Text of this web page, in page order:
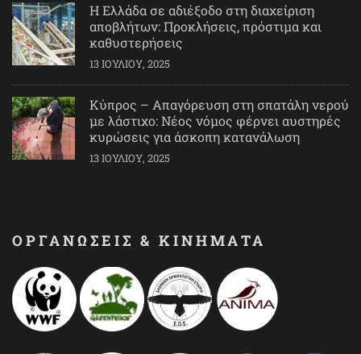
Η Ελλάδα σε αδιέξοδο στη διαχείριση
αποβλήτων: Προκλήσεις, πρόστιμα και
καθυστερήσεις
13 ΙΟΥΛΊΟΥ, 2025
Κύπρος – Απαγόρευση στη σπατάλη νερού
με λάστιχο: Νέος νόμος φέρνει αυστηρές
κυρώσεις για άσκοπη κατανάλωση
13 ΙΟΥΛΊΟΥ, 2025
ΟΡΓΑΝΩΣΕΙΣ & ΚΙΝΗΜΑΤΑ